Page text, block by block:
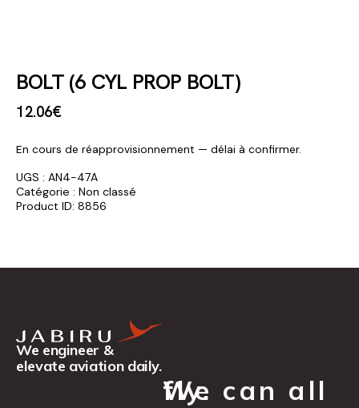
BOLT (6 CYL PROP BOLT)
12.06€
En cours de réapprovisionnement — délai à confirmer.
UGS : AN4-47A
Catégorie : Non classé
Product ID: 8856
We engineer &
elevate aviation daily.
We can all fly.